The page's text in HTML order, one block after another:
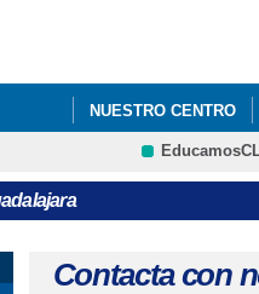
NUESTRO CENTRO
SALUD ESCOLAR
aquí
Contacta con